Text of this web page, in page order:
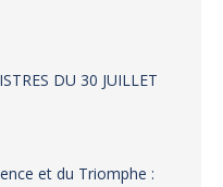
DU 30 JUILLET
et du Triomphe :